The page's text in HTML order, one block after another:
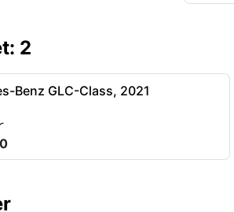
2
Benz GLC-Class, 2021